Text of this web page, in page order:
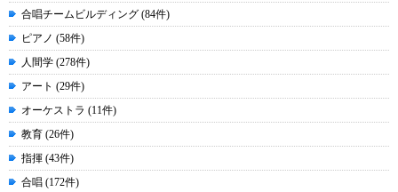
合唱チームビルディング (84件)
ピアノ (58件)
人間学 (278件)
アート (29件)
オーケストラ (11件)
教育 (26件)
指揮 (43件)
合唱 (172件)